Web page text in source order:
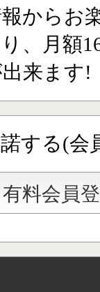
からお
、月額
来ます!
する(会